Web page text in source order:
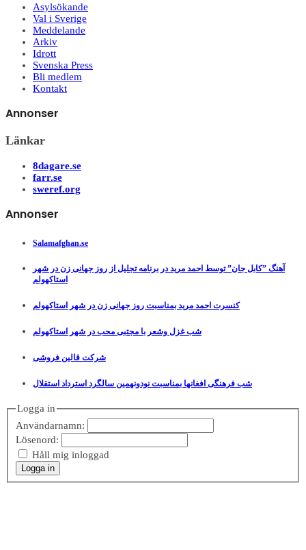
Asylsökande
Val i Sverige
Meddelande
Arkiv
Idrott
Svenska Press
Bli medlem
Kontakt
Annonser
Länkar
8dagare.se
farr.se
sweref.org
Annonser
Salamafghan.se
آهنگ ”کابل جان” توسط احمد مرید در برنامه تجلیل از روز جهانی زن در شهر
استاکهولم
کنسرت احمد مرید بمناسبت روز جهانی زن در شهر استاکهولم
شب غزل وشعر با مجتبی محب در شهر استاکهولم
شرکت قالین فروشی
شب فرهنگی افغانها بمناسبت نودونهمین سالگرد استرداد استقلال
Logga in
Användarnamn:
Lösenord:
Håll mig inloggad
Logga in